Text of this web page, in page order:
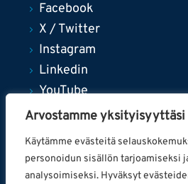
Arvostamme yksityisyyttäsi
Käytämme evästeitä
personoidun sisällön tarjoamiseksi
analysoimiseksi. Hyväksyt
Facebook
X / Twitter
Instagram
Linkedin
YouTube
© 2024 Tampereen kaupunki